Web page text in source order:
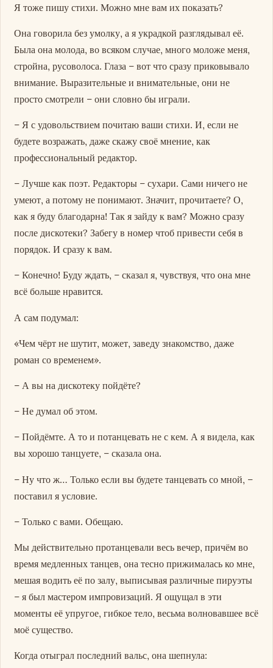
Я тоже пишу стихи. Можно мне вам их показать?
Она говорила без умолку, а я украдкой разглядывал её.
Была она молода, во всяком случае, много моложе меня,
стройна, русоволоса. Глаза – вот что сразу приковывало
внимание. Выразительные и внимательные, они не
просто смотрели – они словно бы играли.
– Я с удовольствием почитаю ваши стихи. И, если не
будете возражать, даже скажу своё мнение, как
профессиональный редактор.
– Лучше как поэт. Редакторы – сухари. Сами ничего не
умеют, а потому не понимают. Значит, прочитаете? О,
как я буду благодарна! Так я зайду к вам? Можно сразу
после дискотеки? Забегу в номер чтоб привести себя в
порядок. И сразу к вам.
– Конечно! Буду ждать, – сказал я, чувствуя, что она мне
всё больше нравится.
А сам подумал:
«Чем чёрт не шутит, может, заведу знакомство, даже
роман со временем».
– А вы на дискотеку пойдёте?
– Не думал об этом.
– Пойдёмте. А то и потанцевать не с кем. А я видела, как
вы хорошо танцуете, – сказала она.
– Ну что ж… Только если вы будете танцевать со мной, –
поставил я условие.
– Только с вами. Обещаю.
Мы действительно протанцевали весь вечер, причём во
время медленных танцев, она тесно прижималась ко мне,
мешая водить её по залу, выписывая различные пируэты
– я был мастером импровизаций. Я ощущал в эти
моменты её упругое, гибкое тело, весьма волновавшее всё
моё существо.
Когда отыграл последний вальс, она шепнула: